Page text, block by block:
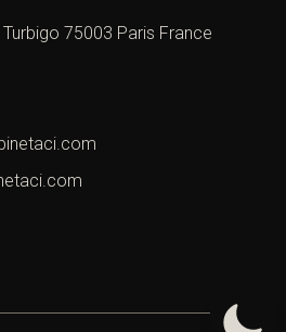
75003 Paris France